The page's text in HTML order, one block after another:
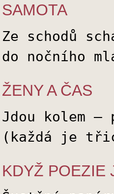
SAMOTA
Ze schodů
do nočního
ŽENY A ČAS
Jdou kolem –
(každá je
KDYŽ POEZIE